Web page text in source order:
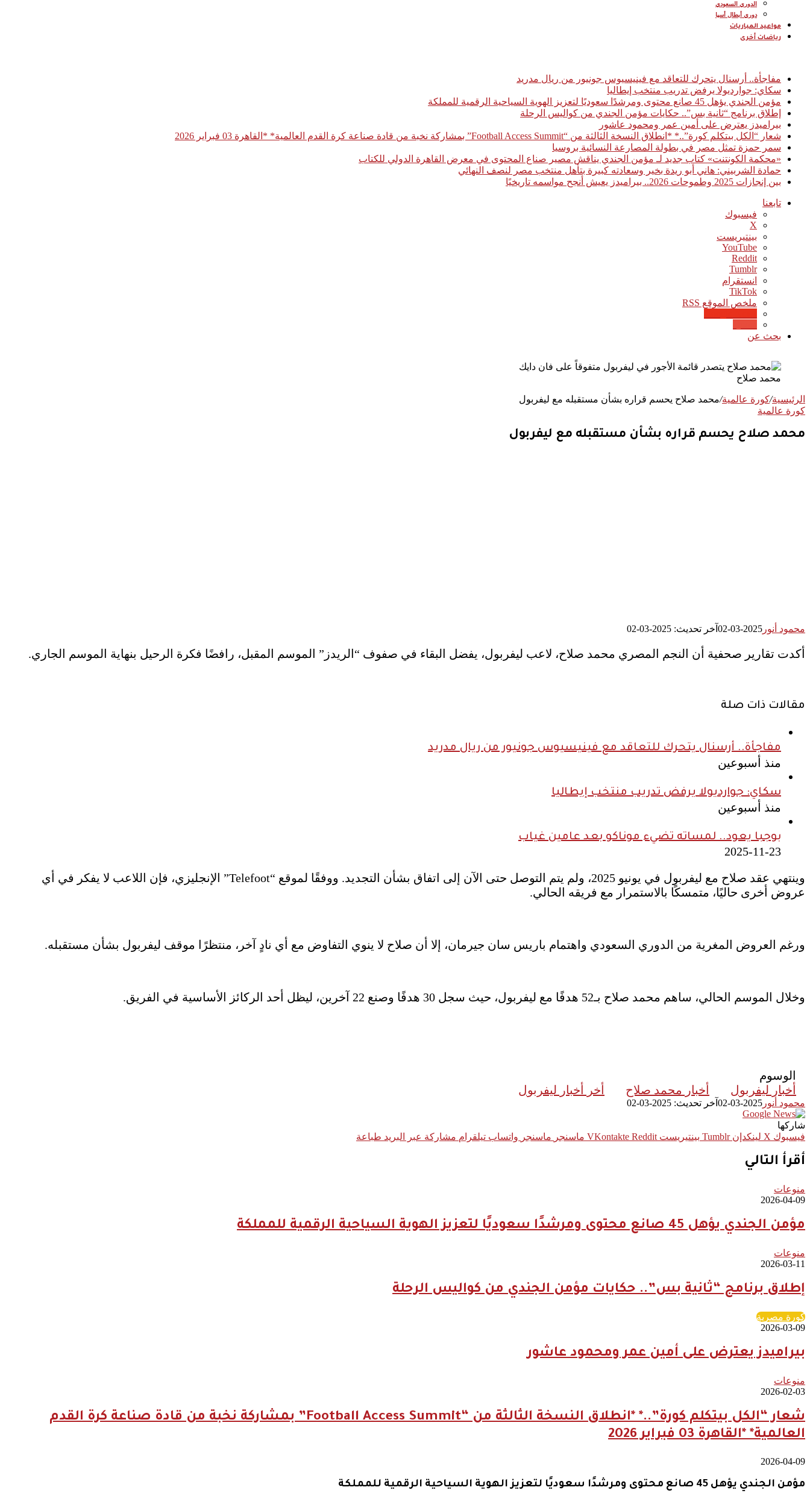
الدوري السعودي
دوري أبطال أسيا
مواعيد المباريات
رياضات أخرى
مفاجأة.. أرسنال يتحرك للتعاقد مع فينيسيوس جونيور من ريال مدريد
سكاي: جوارديولا يرفض تدريب منتخب إيطاليا
مؤمن الجندي يؤهل 45 صانع محتوى ومرشدًا سعوديًا لتعزيز الهوية السياحية الرقمية للمملكة
إطلاق برنامج “ثانية بس”.. حكايات مؤمن الجندي من كواليس الرحلة
بيراميدز يعترض على أمين عمر ومحمود عاشور
شعار “الكل بيتكلم كورة”..* *انطلاق النسخة الثالثة من “Football Access Summit” بمشاركة نخبة من قادة صناعة كرة القدم العالمية* *القاهرة 03 فبراير 2026
سمر حمزة تمثل مصر في بطولة المصارعة النسائية بروسيا
«محكمة الكونتنت» كتاب جديد لـ مؤمن الجندي يناقش مصير صناع المحتوى في معرض القاهرة الدولي للكتاب
حمادة الشربيني: هاني أبو ريدة بخير وسعادته كبيرة بتأهل منتخب مصر لنصف النهائي
بين إنجازات 2025 وطموحات 2026.. بيراميدز يعيش أنجح مواسمه تاريخيًا
تابعنا
فيسبوك
‫X
بينتيريست
‫YouTube
انستقرام
‫TikTok
ملخص الموقع RSS
بحث عن
محمد صلاح
الرئيسية/كورة عالمية/محمد صلاح يحسم قراره بشأن مستقبله مع ليفربول
كورة عالمية
محمد صلاح يحسم قراره بشأن مستقبله مع ليفربول
محمود أنور 2025-03-02 آخر تحديث: 2025-03-02
أكدت تقارير صحفية أن النجم المصري محمد صلاح، لاعب ليفربول، يفضل البقاء في صفوف “الريدز” الموسم المقبل، رافضًا فكرة الرحيل بنهاية الموسم الجاري.
مقالات ذات صلة
مفاجأة.. أرسنال يتحرك للتعاقد مع فينيسيوس جونيور من ريال مدريد
منذ أسبوعين
سكاي: جوارديولا يرفض تدريب منتخب إيطاليا
منذ أسبوعين
بوجبا يعود.. لمساته تضيء موناكو بعد عامين غياب
2025-11-23
وينتهي عقد صلاح مع ليفربول في يونيو 2025، ولم يتم التوصل حتى الآن إلى اتفاق بشأن التجديد. ووفقًا لموقع “Telefoot” الإنجليزي، فإن اللاعب لا يفكر في أي
عروض أخرى حاليًا، متمسكًا بالاستمرار مع فريقه الحالي.
ورغم العروض المغرية من الدوري السعودي واهتمام باريس سان جيرمان، إلا أن صلاح لا ينوي التفاوض مع أي نادٍ آخر، منتظرًا موقف ليفربول بشأن مستقبله.
وخلال الموسم الحالي، ساهم محمد صلاح بـ52 هدفًا مع ليفربول، حيث سجل 30 هدفًا وصنع 22 آخرين، ليظل أحد الركائز الأساسية في الفريق.
الوسوم
أخبار ليفربول
أخبار محمد صلاح أخر أخبار ليفربول
محمود أنور 2025-03-02 آخر تحديث: 2025-03-02
شاركها
فيسبوك ‫X لينكدإن بينتيريست ماسنجر ماسنجر واتساب تيلقرام مشاركة عبر البريد طباعة
أقرأ التالي
منوعات
2026-04-09
مؤمن الجندي يؤهل 45 صانع محتوى ومرشدًا سعوديًا لتعزيز الهوية السياحية الرقمية للمملكة
منوعات
2026-03-11
إطلاق برنامج “ثانية بس”.. حكايات مؤمن الجندي من كواليس الرحلة
كورة مصرية
2026-03-09
بيراميدز يعترض على أمين عمر ومحمود عاشور
منوعات
2026-02-03
شعار “الكل بيتكلم كورة”..* *انطلاق النسخة الثالثة من “Football Access Summit” بمشاركة نخبة من قادة صناعة كرة القدم
العالمية* *القاهرة 03 فبراير 2026
2026-04-09
مؤمن الجندي يؤهل 45 صانع محتوى ومرشدًا سعوديًا لتعزيز الهوية السياحية الرقمية للمملكة